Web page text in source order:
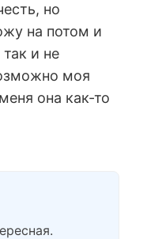
но
на потом и
и не
моя
она как-то